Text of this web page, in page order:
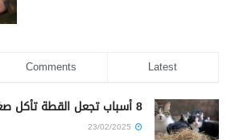
Comments Latest
8 أسباب تجعل القطة تأكل صغارها